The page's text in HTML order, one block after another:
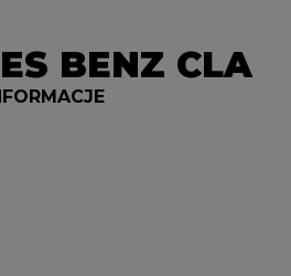
BENZ CLA